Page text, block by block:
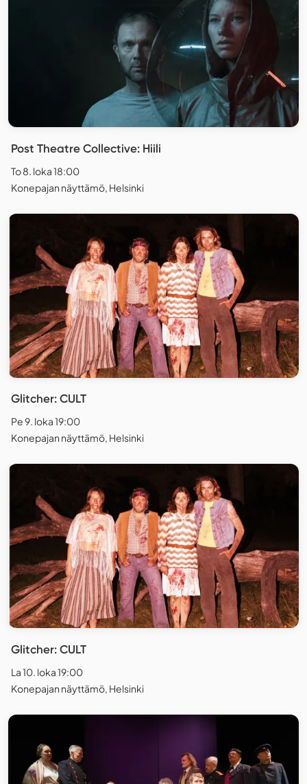
Post Theatre Collective: Hiili
To 8. loka 18:00
Konepajan näyttämö, Helsinki
Glitcher: CULT
Pe 9. loka 19:00
Konepajan näyttämö, Helsinki
Glitcher: CULT
La 10. loka 19:00
Konepajan näyttämö, Helsinki